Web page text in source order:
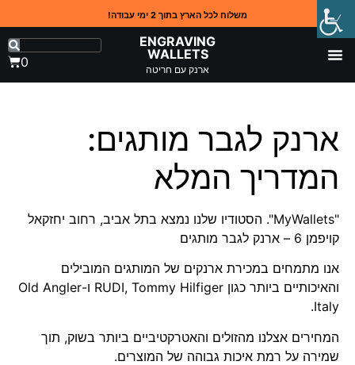
משלוח לכל הארץ בתוך 2 ימי עבודה!
ENGRAVING
WALLETS
ארנק עם חריטה 0
ארנק לגבר מותגים:
המדריך המלא
"MyWallets". הסטודיו שלנו נמצא בתל אביב, רחוב יחזקאל
קויפמן 6 – ארנק לגבר מותגים
אנו מתמחים במכירת ארנקים של המותגים המובילים
והאיכותיים ביותר כגון RUDI, Tommy Hilfiger ו-Old Angler
Italy.
המחירים אצלנו מהזולים והאטרקטיביים ביותר בשוק, תוך
שמירה על רמת איכות גבוהה של המוצרים.